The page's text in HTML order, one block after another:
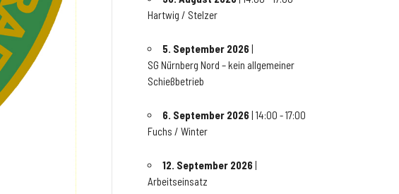
Hartwig / Stelzer
5. September 2026 |
SG Nürnberg Nord – kein allgemeiner
Schießbetrieb
6. September 2026 | 14:00 - 17:00
Fuchs / Winter
12. September 2026 |
Arbeitseinsatz